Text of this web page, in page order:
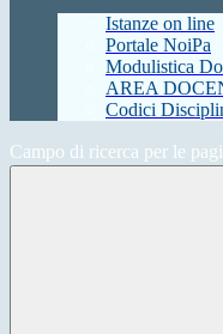
Istanze on line
Portale NoiPa
Modulistica
AREA
Codici
Campo di ricerca per le